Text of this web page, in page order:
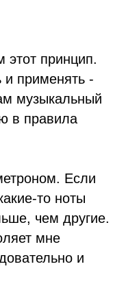
этот принцип.
и применять -
музыкальный
в правила
Если
то ноты
чем другие.
мне
и